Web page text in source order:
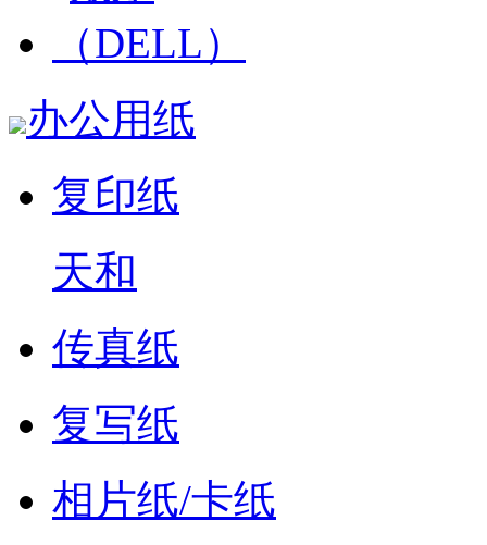
办公用纸
复印纸
天和
传真纸
复写纸
相片纸/卡纸